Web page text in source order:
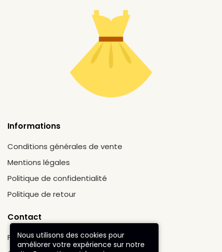
Informations
Conditions générales de vente
Mentions légales
Politique de confidentialité
Politique de retour
Contact
FAQNous utilisons des cookies pour
améliorer votre expérience sur notre